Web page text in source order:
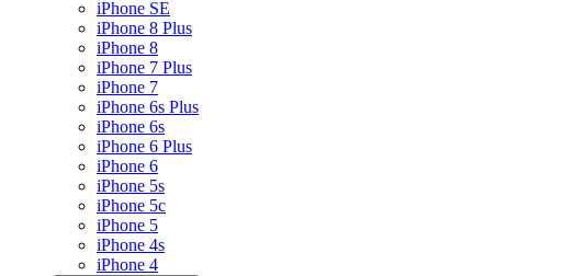
iPhone SE
iPhone 8 Plus
iPhone 8
iPhone 7 Plus
iPhone 7
iPhone 6s Plus
iPhone 6s
iPhone 6 Plus
iPhone 6
iPhone 5s
iPhone 5c
iPhone 5
iPhone 4s
iPhone 4